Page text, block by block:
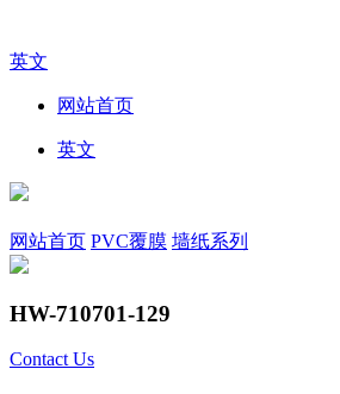
英文
网站首页
英文
网站首页 PVC覆膜 墙纸系列
HW-710701-129
Contact Us